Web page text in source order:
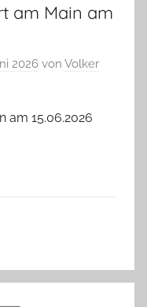
am Main am
2026 von Volker
am 15.06.2026